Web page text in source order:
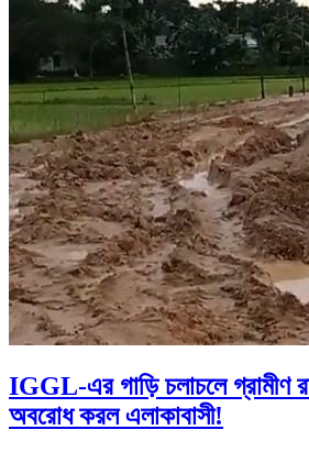
IGGL-এর গাড়ি চলাচলে গ্রামীণ
অবরোধ করল এলাকাবাসী!